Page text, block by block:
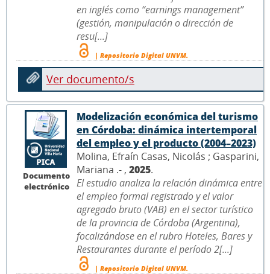
en inglés como “earnings management”
(gestión, manipulación o dirección de
resu[...]
| Repositorio Digital UNVM.
Ver documento/s
Documento
electrónico
Modelización económica del turismo
en Córdoba: dinámica intertemporal
del empleo y el producto (2004–2023)
Molina, Efraín Casas, Nicolás ; Gasparini,
Mariana .- , 2025.
El estudio analiza la relación dinámica entre
el empleo formal registrado y el valor
agregado bruto (VAB) en el sector turístico
de la provincia de Córdoba (Argentina),
focalizándose en el rubro Hoteles, Bares y
Restaurantes durante el período 2[...]
| Repositorio Digital UNVM.